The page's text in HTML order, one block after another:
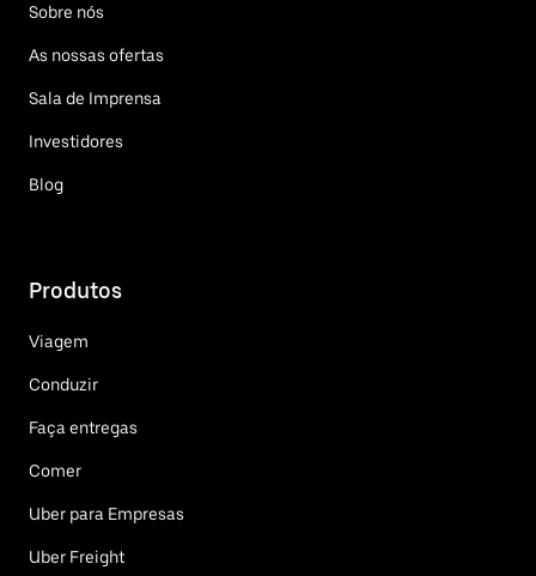
Sobre nós
As nossas ofertas
Sala de Imprensa
Investidores
Blog
Produtos
Viagem
Conduzir
Faça entregas
Comer
Uber para Empresas
Uber Freight